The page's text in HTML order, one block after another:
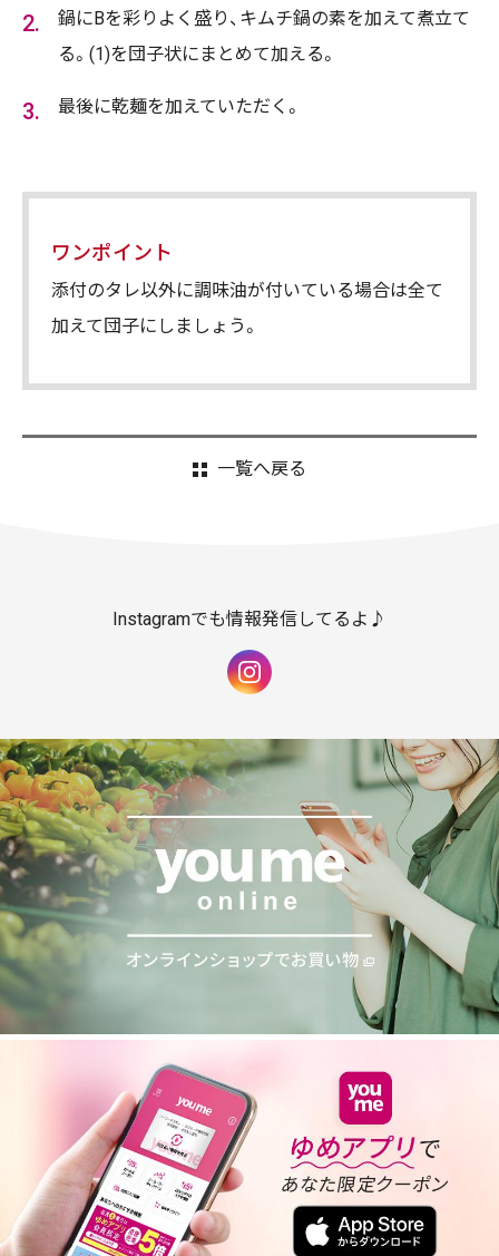
鍋にBを彩りよく盛り、キムチ鍋の素を加えて煮立て
る。(1)を団子状にまとめて加える。
最後に乾麺を加えていただく。
ワンポイント
添付のタレ以外に調味油が付いている場合は全て
加えて団子にしましょう。
一覧へ戻る
Instagramでも情報発信してるよ♪